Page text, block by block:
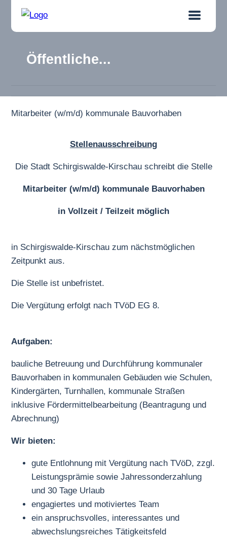
Öffentliche...
Mitarbeiter (w/m/d) kommunale Bauvorhaben
Stellenausschreibung
Die Stadt Schirgiswalde-Kirschau schreibt die Stelle
Mitarbeiter (w/m/d) kommunale Bauvorhaben
in Vollzeit / Teilzeit möglich
in Schirgiswalde-Kirschau zum nächstmöglichen
Zeitpunkt aus.
Die Stelle ist unbefristet.
Die Vergütung erfolgt nach TVöD EG 8.
Aufgaben:
bauliche Betreuung und Durchführung kommunaler
Bauvorhaben in kommunalen Gebäuden wie Schulen,
Kindergärten, Turnhallen, kommunale Straßen
inklusive Fördermittelbearbeitung (Beantragung und
Abrechnung)
Wir bieten:
gute Entlohnung mit Vergütung nach TVöD, zzgl.
Leistungsprämie sowie Jahressonderzahlung
und 30 Tage Urlaub
engagiertes und motiviertes Team
ein anspruchsvolles, interessantes und
abwechslungsreiches Tätigkeitsfeld